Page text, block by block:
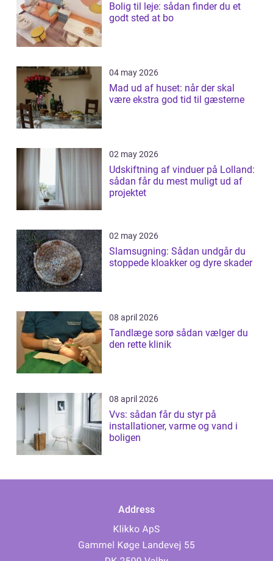
Bolig til leje: sådan finder du et
godt sted at bo
04 may 2026
Mad ud af huset: når der skal
være ekstra god tid til gæsterne
02 may 2026
Udskiftning af vinduer på Lolland:
sådan får du mest muligt ud af
projektet
02 may 2026
Slamsugning: Sådan undgår du
stoppede kloakker og dyre skader
08 april 2026
Tandlæge sorø sådan vælger du
den rette klinik
08 april 2026
Vvs: sådan får du styr på
installationer, varme og vand i
boligen
Address